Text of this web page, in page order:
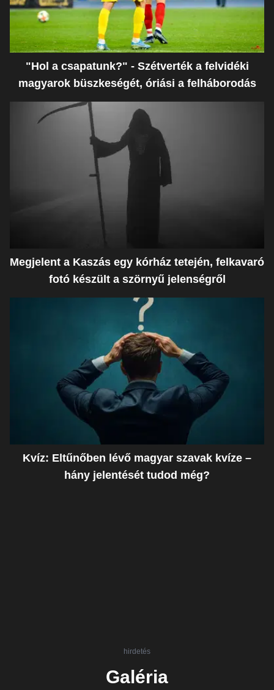
"Hol a csapatunk?" - Szétverték a felvidéki
magyarok büszkeségét, óriási a felháborodás
Megjelent a Kaszás egy kórház tetején, felkavaró
fotó készült a szörnyű jelenségről
Kvíz: Eltűnőben lévő magyar szavak kvíze –
hány jelentését tudod még?
hirdetés
Galéria